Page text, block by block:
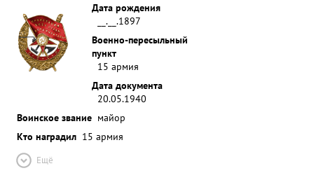
Дата рождения
__.__.1897
Военно-пересыльный
пункт
15 армия
Дата документа
20.05.1940
Воинское звание майор
Кто наградил 15 армия
Ещё